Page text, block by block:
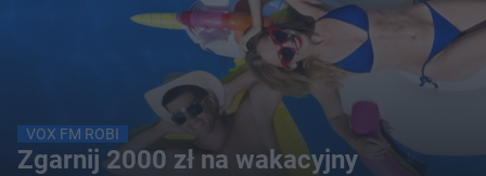
VOX FM ROBI
Zgarnij 2000 zł na wakacyjny